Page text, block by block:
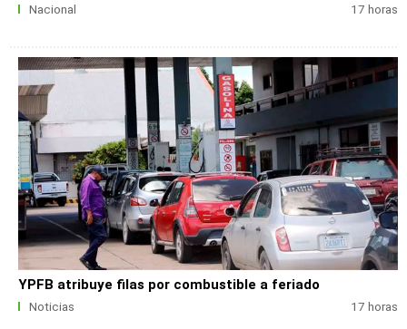
Nacional 17 horas
YPFB atribuye filas por combustible a feriado
Noticias 17 horas